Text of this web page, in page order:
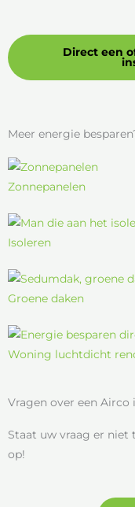
Direct een
Meer energie
Zonnepanelen
Isoleren
Groene daken
Woning luchtdicht
Vragen over een Airco
Staat uw vraag er niet
op!